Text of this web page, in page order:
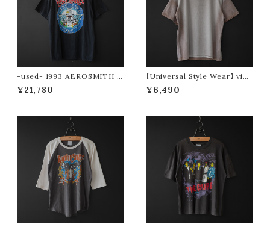
-used- 1993 AEROSMITH t
ee (Aero Force One)
¥21,780
【Universal Style Wear】 vint
age type tee (pink)
¥6,490